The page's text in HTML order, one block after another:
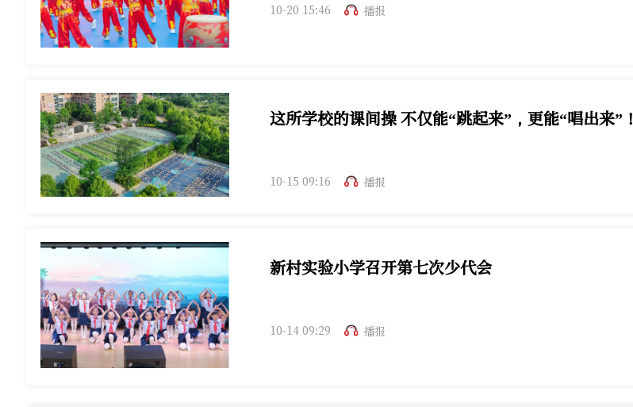
10-20 15:46 播报
这所学校的课间操 不仅能“跳起来”，更能“唱出来”！
10-15 09:16 播报
新村实验小学召开第七次少代会
10-14 09:29 播报